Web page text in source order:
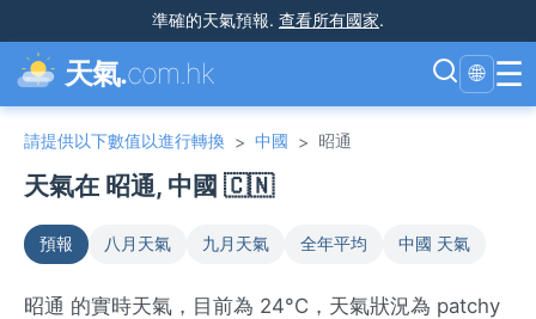
準確的天氣預報. 查看所有國家.
天氣.com.hk 🌐 ☰
請提供以下數值以進行轉換 > 中國 > 昭通
天氣在 昭通, 中國 🇨🇳
預報 八月天氣 九月天氣 全年平均 中國 天氣
昭通 的實時天氣，目前為 24°C，天氣狀況為 patchy